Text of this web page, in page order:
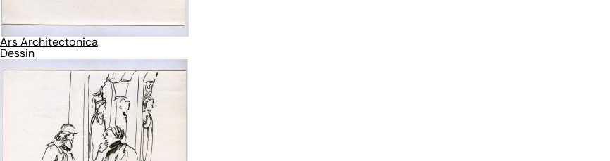
Ars Architectonica
Dessin